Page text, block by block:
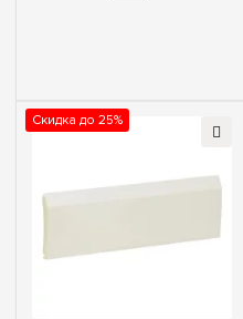
Степень защиты IP
IP40
Дверь
Скидка до 25%